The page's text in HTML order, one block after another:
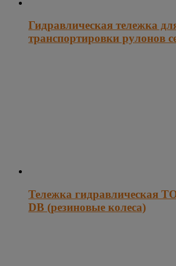
Гидравлическая тележка
транспортировки рулонов
Тележка гидравлическая
DB (резиновые колеса)